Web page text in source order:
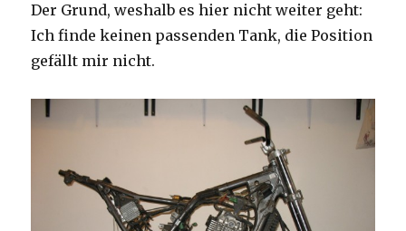
Der Grund, weshalb es hier nicht weiter geht:
Ich finde keinen passenden Tank, die Position
gefällt mir nicht.